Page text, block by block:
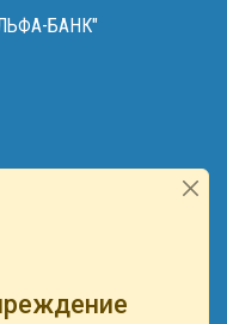
БАНК"
д. 26Б, 5 этаж,